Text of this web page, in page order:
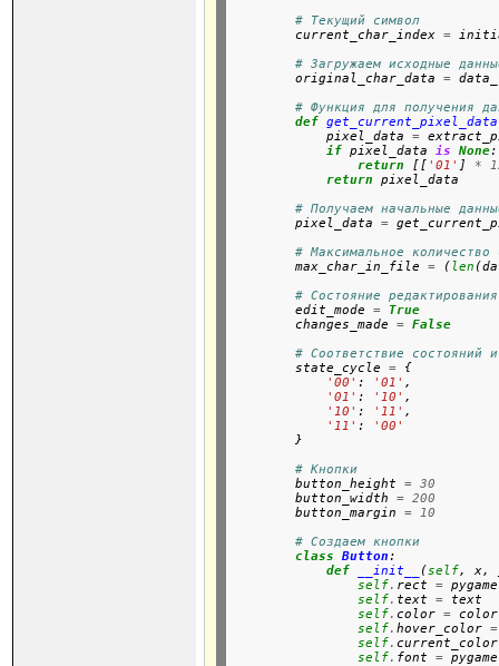
# Текущий символ
        current_char_index
=
# Загружаем исходные
        original_char_data
=
# Функция для получения
def get_current_pixel_data
            pixel_data
=
if pixel_data is None:
return
[[ '01' ] *
return
pixel_data
# Получаем начальные
        pixel_data
=
# Максимальное
        max_char_in_file
= (len
# Состояние редактирования
        edit_mode
=
True
        changes_made
=
False
# Соответствие состояний
        state_cycle
=
{
'00' : '01' ,
'01' : '10' ,
'10' : '11' ,
'11' :
'00'
        }
# Кнопки
        button_height
=
30
        button_width
=
200
        button_margin
=
10
# Создаем кнопки
class
Button :
def
__init__ (self, x,
self. rect = pygame
self. text =
text
self.color =
color
self.hover_color =
self.
self. font = pygame